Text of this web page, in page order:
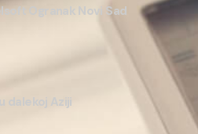
Ogranak Novi Sad
dalekoj Aziji